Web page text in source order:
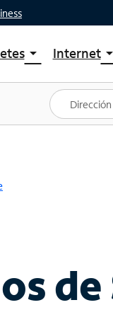
arrow_drop_down
paquetes
Spectrum One
ofertas
Internetarrow_drop_down
Planes